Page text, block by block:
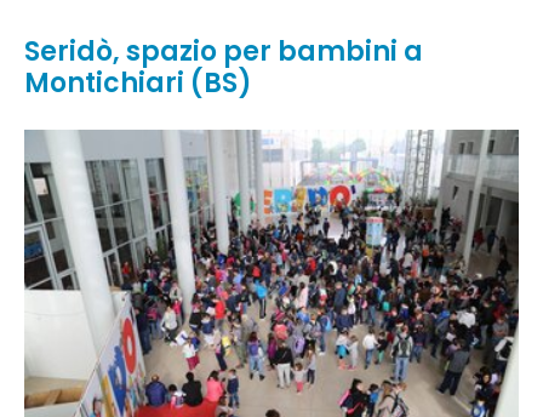
Seridò, spazio per bambini a
Montichiari (BS)